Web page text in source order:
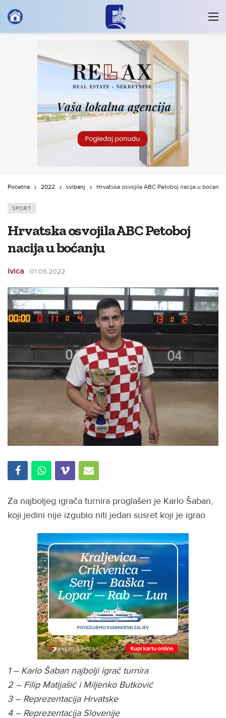
Početna 2022 svibanj Hrvatska osvojila ABC Petoboj nacija u boćanju
SPORT
Hrvatska osvojila ABC Petoboj
nacija u boćanju
ivica 01.05.2022
Za najboljeg igrača turnira proglašen je Karlo Šaban,
koji jedini nije izgubio niti jedan susret koji je igrao
1 – Karlo Šaban najbolji igrač turnira
2 – Filip Matijašić i Miljenko Butković
3 – Reprezentacija Hrvatske
4 – Reprezentacija Slovenije